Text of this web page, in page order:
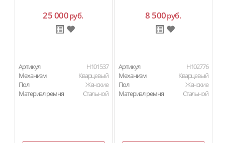
25 000руб.
Артикул
H101537
Механизм
Кварцевый
Пол
Женские
Материал ремня
Стальной
8 500руб.
Артикул
H102776
Механизм
Кварцевый
Пол
Женские
Материал ремня
Стальной